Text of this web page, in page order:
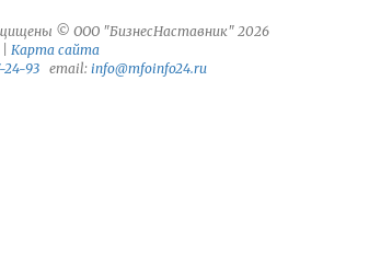
© ООО "БизнесНаставник" 2026
Карта сайта
24-93 email: info@mfoinfo24.ru